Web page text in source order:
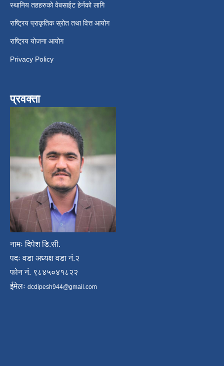
स्थानिय तहहरुको वेबसाईट हेर्नको लागि
राष्ट्रिय प्राकृतिक स्रोत तथा वित्त आयोग
राष्ट्रिय योजना आयोग
Privacy Policy
प्रवक्ता
नामः दिपेश डि.सी.
पदः वडा अध्यक्ष वडा नं.२
फोन नं. ९८४५०४१८२२
ईमेलः dcdipesh944@gmail.com